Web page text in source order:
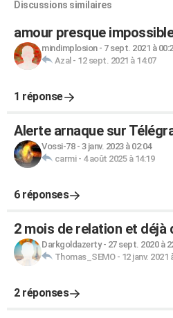
Discussions similaires
amour presque impossible
mindimplosion- 7 sept. 2021 à
Azal - 12 sept. 2021 à 14:07
1 réponse
Alerte arnaque sur
Vossi-78- 3 janv. 2023 à 02:04
carmi- 4 août 2025 à 14:19
6 réponses
2 mois de relation et déjà
Darkgoldazerty- 27 sept. 2020 à
Thomas_SEMO- 12 janv. 2021
2 réponses